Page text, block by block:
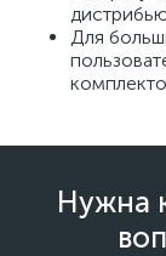
Для
Нужна